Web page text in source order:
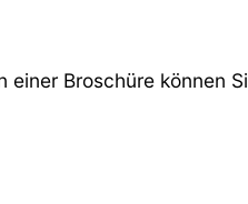
Broschüre können